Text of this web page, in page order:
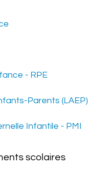
- RPE
Parents (LAEP)
Infantile - PMI
scolaires